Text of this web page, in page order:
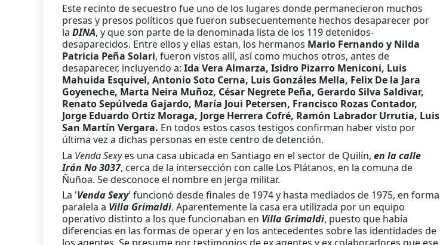
Este recinto de secuestro fue uno de los lugares donde permanecieron muchos
presas y presos políticos que fueron subsecuentemente hechos desaparecer por
la DINA, y que son parte de la denominada lista de los 119 detenidos-
desaparecidos. Entre ellos y ellas estan, los hermanos Mario Fernando y Nilda
Patricia Peña Solari, fueron vistos allí, así como muchos otros, antes de
desaparecer, incluyendo a: Ida Vera Almarza, Isidro Pizarro Meniconi, Luis
Mahuida Esquivel, Antonio Soto Cerna, Luis Gonzáles Mella, Felix De la Jara
Goyeneche, Marta Neira Muñoz, César Negrete Peña, Gerardo Silva Saldivar,
Renato Sepúlveda Gajardo, María Joui Petersen, Francisco Rozas Contador,
Jorge Eduardo Ortiz Moraga, Jorge Herrera Cofré, Ramón Labrador Urrutia, Luis
San Martín Vergara. En todos estos casos testigos confirman haber visto por
última vez a dichas personas en este centro de detención.
La Venda Sexyes una casa ubicada en Santiago en el sector de Quilín, en la calle
Irán No 3037, cerca de la intersección con calle Los Plátanos, en la comuna de
Ñuñoa. Se desconoce el nombre en jerga militar.
La 'Venda Sexy' funcionó desde finales de 1974 y hasta mediados de 1975, en forma
paralela a Villa Grimaldi. Aparentemente la casa era utilizada por un equipo
operativo distinto a los que funcionaban en Villa Grimaldi, puesto que había
diferencias en las formas de operar y en los antecedentes sobre las identidades de